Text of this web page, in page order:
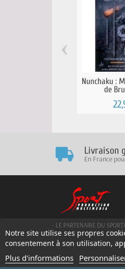
Nunchaku :
de
‹
Livraison
En France
- LE PARTENAIRE DU
Notre site utilise ses propres
consentement à son utilisation,
Plus d'informations